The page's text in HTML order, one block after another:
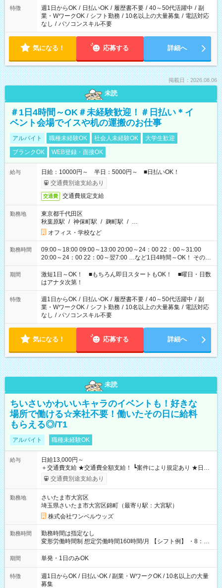
特徴 週1日からOK / 日払いOK / 履歴書不要 / 40～50代活躍中 / 副
業・WワークOK / シフト勤務 / 10名以上の大量募集 / 電話対応
なし / パソコンスキル不要
気になる！ 応募する 詳細へ
掲載日：2026.08.06
未読
＃1日4時間～OK＃未経験歓迎！＃日払い＊イ
ベント会場でイスや机の運搬のお仕事
アルバイト 職種未経験OK 社会人未経験OK
大学生歓迎
ブランクOK
WEB登録・面接OK
給与
日給：10000円～ 半日：5000円～ ■日払いOK！
交通費別途支給あり
交通費 交通費規定支給
勤務地
東京都千代田区
秋葉原駅 / 神保町駅 / 麹町駅 / …
オフィス・学校など
勤務時間
09:00～18:00 09:00～13:00 20:00～24：00 22：00～31:00
20:00～24：00 22：00～翌7:00 …など1日4時間～OK！ その他
シフトもございます！ お気軽にご相談ください！
期間
激短1日～OK！ ■もちろん即日スタートもOK！ ■曜日・日数
はアナタ次第！
特徴 週1日からOK / 日払いOK / 履歴書不要 / 40～50代活躍中 / 副
業・WワークOK / シフト勤務 / 10名以上の大量募集 / 電話対応
なし / パソコンスキル不要
気になる！ 応募する 詳細へ
未読
ちいさいかわいいキャラのイベントも！好きな
場所で働ける☆来社不要！働いたその日に給料
もらえる◎/T1
アルバイト 職種未経験OK
給与
日給13,000円～
＋交通費支給 ★交通費全額支給！ ┗案件により規定あり ★日払
いOK！（規定あり） ┗働いたその日に現金GET♪ お仕事後はコ
ンビニATMから 日払い分を引き落とせます！ 【試用期間】試
交通費別途支給あり
勤務地
さいたま市大宮区
埼玉県さいたま市大宮区錦町（最寄り駅：大宮駅）
株式会社ワンベルウッズ
勤務時間
勤務時間は指定なし
変形労働時間制 想定労働時間160時間/月 【シフト例】 ・8：00
～21：00
期間 単発・1日のみOK
特徴
週1日からOK / 日払いOK / 副業・WワークOK / 10名以上の大量
募集